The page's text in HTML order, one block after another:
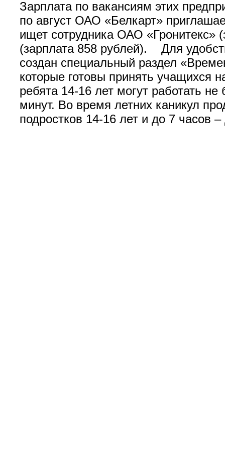
Зарплата по вакансиям этих
по август ОАО «Белкарт»
ищет сотрудника ОАО «Гронитекс»
(зарплата 858 рублей). Для
создан специальный раздел
которые готовы принять
ребята 14-16 лет могут работать
минут. Во время летних каникул
подростков 14-16 лет и до 7 часов